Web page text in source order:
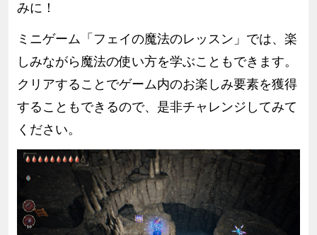
みに！
ミニゲーム「フェイの魔法のレッスン」では、楽
しみながら魔法の使い方を学ぶこともできます。
クリアすることでゲーム内のお楽しみ要素を獲得
することもできるので、是非チャレンジしてみて
ください。